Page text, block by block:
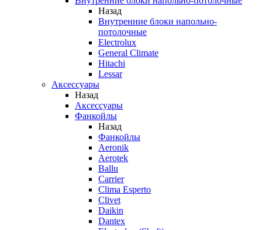
Назад
Внутренние блоки напольно-
потолочные
Electrolux
General Climate
Hitachi
Lessar
Аксессуары
Назад
Аксессуары
Фанкойлы
Назад
Фанкойлы
Aeronik
Aerotek
Ballu
Carrier
Clima Esperto
Clivet
Daikin
Dantex